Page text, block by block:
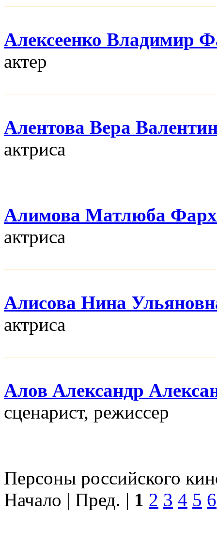
Алексеенко Владимир
актер
Алентова Вера
актриса
Алимова Матлюба
актриса
Алисова Нина
актриса
Алов Александр
сценарист, режисcер
Персоны российского
Начало | Пред. | 1 2 3 4 5 6